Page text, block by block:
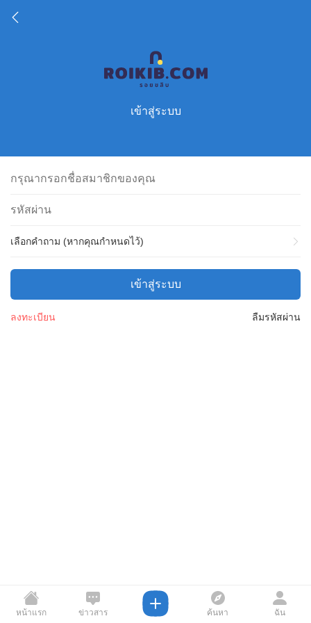
เข้าสู่ระบบ
เลือกคำถาม (หากคุณกำหนดไว้)
เข้าสู่ระบบ
ลืมรหัสผ่าน
ลงทะเบียน
หน้าแรก ข่าวสาร ค้นหา ฉัน